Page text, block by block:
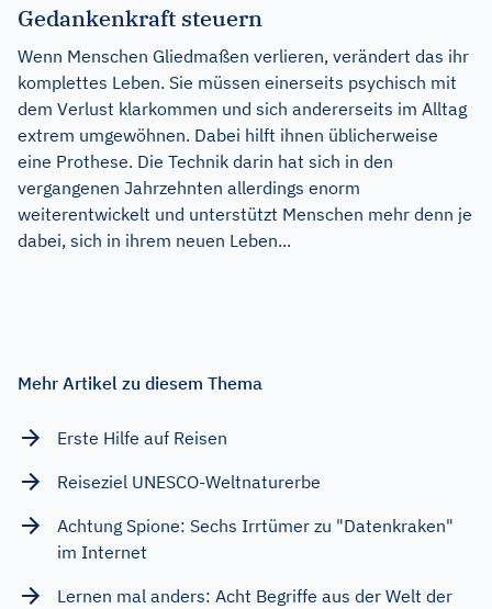
Gedankenkraft steuern
Wenn Menschen Gliedmaßen verlieren, verändert das ihr
komplettes Leben. Sie müssen einerseits psychisch mit
dem Verlust klarkommen und sich andererseits im Alltag
extrem umgewöhnen. Dabei hilft ihnen üblicherweise
eine Prothese. Die Technik darin hat sich in den
vergangenen Jahrzehnten allerdings enorm
weiterentwickelt und unterstützt Menschen mehr denn je
dabei, sich in ihrem neuen Leben...
Mehr Artikel zu diesem Thema
Erste Hilfe auf Reisen
Reiseziel UNESCO-Weltnaturerbe
Achtung Spione: Sechs Irrtümer zu "Datenkraken"
im Internet
Lernen mal anders: Acht Begriffe aus der Welt der